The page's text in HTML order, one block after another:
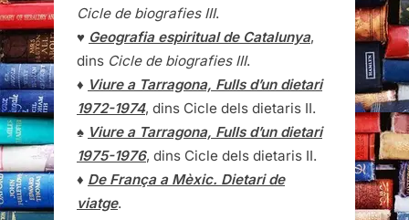
Cicle de biografies III.
♥ Geografia espiritual de Catalunya,
dins Cicle de biografies III.
♦ Viure a Tarragona, Fulls d’un dietari
1972-1974, dins Cicle dels dietaris II.
♠ Viure a Tarragona, Fulls d’un dietari
1975-1976, dins Cicle dels dietaris II.
♦ De França a Mèxic. Dietari de
viatge.